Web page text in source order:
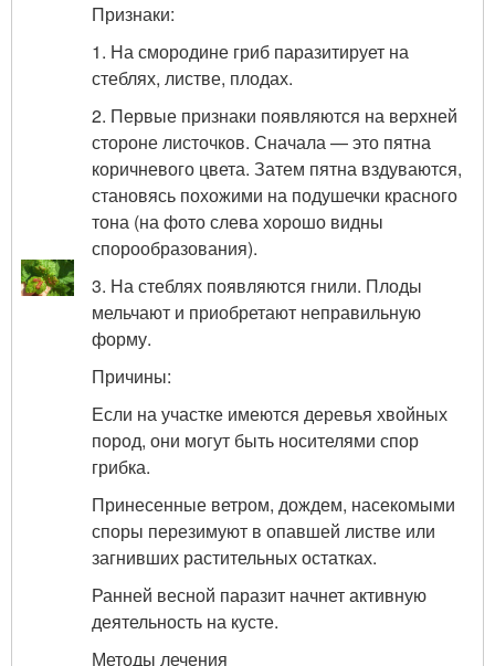
Признаки:
1. На смородине гриб паразитирует на
стеблях, листве, плодах.
2. Первые признаки появляются на верхней
стороне листочков. Сначала — это пятна
коричневого цвета. Затем пятна вздуваются,
становясь похожими на подушечки красного
тона (на фото слева хорошо видны
спорообразования).
3. На стеблях появляются гнили. Плоды
мельчают и приобретают неправильную
форму.
Причины:
Если на участке имеются деревья хвойных
пород, они могут быть носителями спор
грибка.
Принесенные ветром, дождем, насекомыми
споры перезимуют в опавшей листве или
загнивших растительных остатках.
Ранней весной паразит начнет активную
деятельность на кусте.
Методы лечения